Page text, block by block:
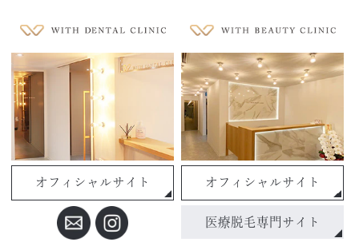
オフィシャルサイト オフィシャルサイト
医療脱毛専門サイト